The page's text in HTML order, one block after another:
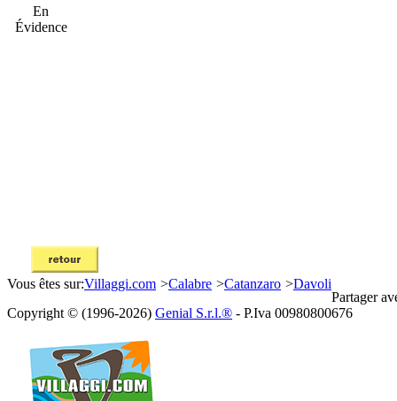
En
Évidence
Vous êtes sur:Villaggi.com >Calabre >Catanzaro >Davoli
Partager
Copyright © (1996-2026) Genial S.r.l.® - P.Iva 00980800676